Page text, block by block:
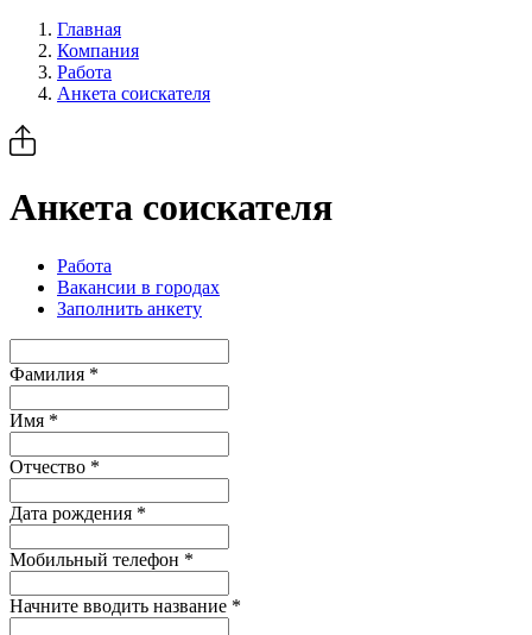
Главная
Компания
Работа
Анкета соискателя
Анкета соискателя
Работа
Вакансии в городах
Заполнить анкету
Фамилия *
Имя *
Отчество *
Дата рождения *
Мобильный телефон *
Начните вводить название *